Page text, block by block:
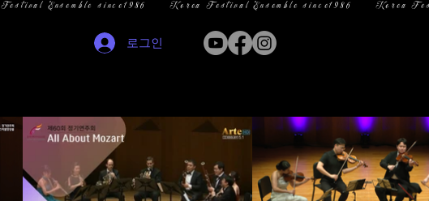
로그인